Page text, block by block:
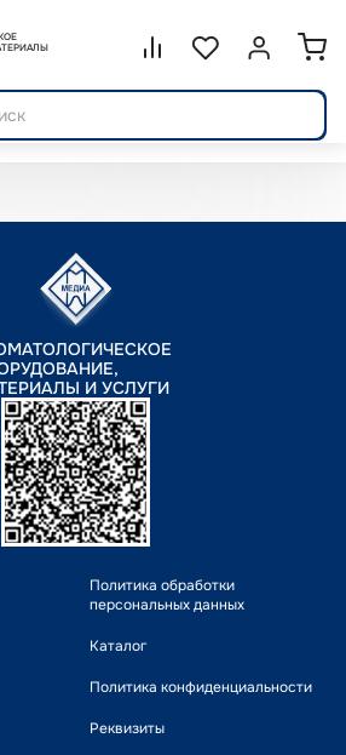
Сравнение.
СписокВойти или
И УСЛУГИ
Политика обработки
персональных данных
Каталог
Политика конфиденциальности
Реквизиты